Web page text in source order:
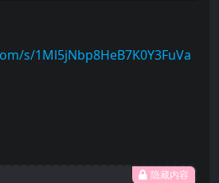
s/1Ml5jNbp8HeB7K0Y3FuVa
隐藏内容